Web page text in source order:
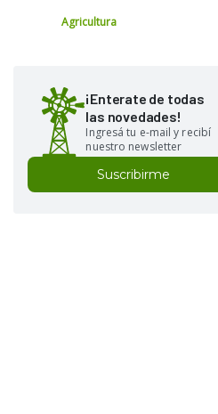
Agricultura
¡Enterate de todas
las novedades!
Ingresá tu e-mail y recibí
nuestro newsletter
Suscribirme